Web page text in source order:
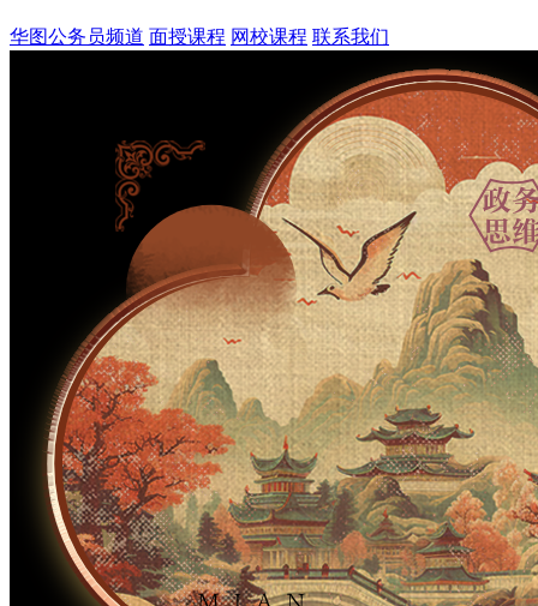
华图公务员频道 面授课程 网校课程 联系我们